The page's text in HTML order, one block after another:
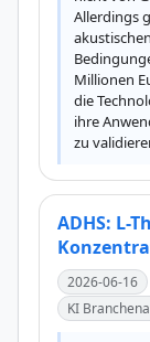
Allerdings
Millionen
die
ihre
zu
ADHS: L-
2026-06-16
KI